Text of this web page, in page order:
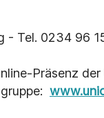
- Tel. 0234 96
Präsenz